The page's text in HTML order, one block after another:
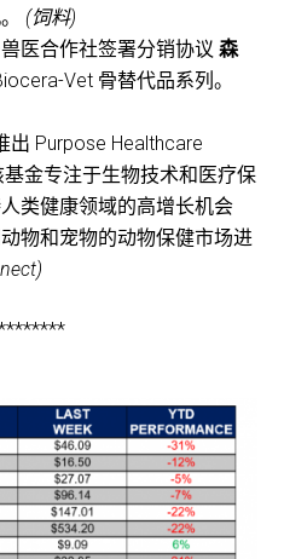
(饲料)
医合作社签署分销协议森
Vet 骨替代品系列。
出 Purpose Healthcare
基金专注于生物技术和医疗保
类健康领域的高增长机会
物和宠物的动物保健市场进